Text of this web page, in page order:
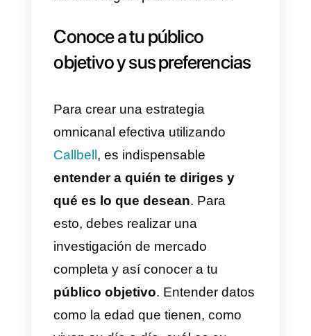
WhatsApp integrado a Callbell en
tus perfiles de redes sociales.
personas lleguen a tu web o
WhatsApp y se comuniquen
contigo a través de Callbell.
Asigna conversaciones:
Asigna, reasigna y deriva
conversaciones utilizando la
plataforma. De esta manera
lograrás que ningún cliente pase